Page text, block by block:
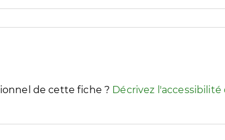
handicaps/besoins spécifiques pour afficher les
de cette fiche ? Décrivez